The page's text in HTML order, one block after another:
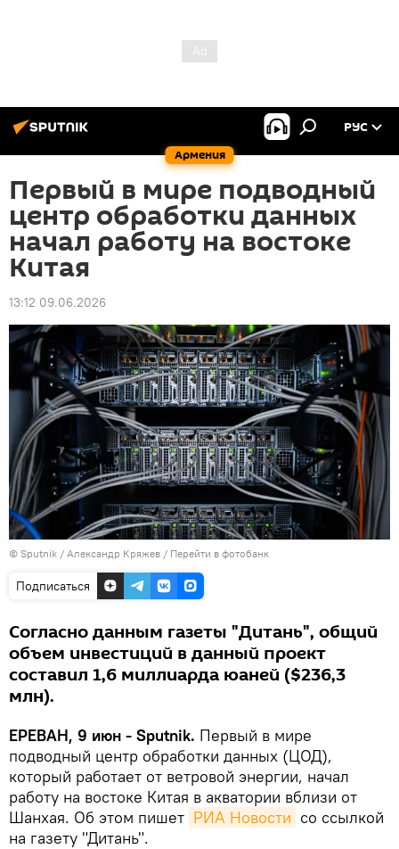
Армения
РУС
Первый в мире подводный
центр обработки данных
начал работу на востоке
Китая
13:12 09.06.2026
© Sputnik / Александр Кряжев / Перейти в фотобанк
Подписаться
Согласно данным газеты "Дитань", общий
объем инвестиций в данный проект
составил 1,6 миллиарда юаней ($236,3
млн).
ЕРЕВАН, 9 июн - Sputnik. Первый в мире
подводный центр обработки данных (ЦОД),
который работает от ветровой энергии, начал
работу на востоке Китая в акватории вблизи от
Шанхая. Об этом пишет РИА Новости со ссылкой
на газету "Дитань".